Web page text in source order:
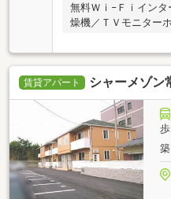
無料Ｗｉ−Ｆｉイン
燥機／ＴＶモニター
賃貸アパート シャーメゾ